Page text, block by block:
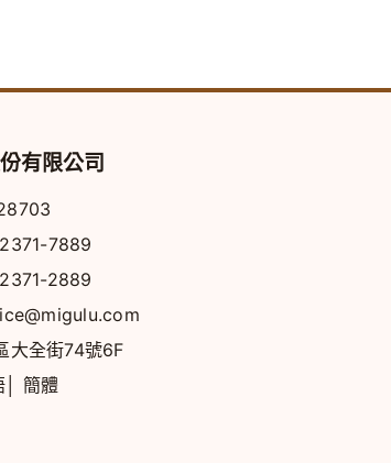
有限公司
7889
2889
大全街74號6F
簡體